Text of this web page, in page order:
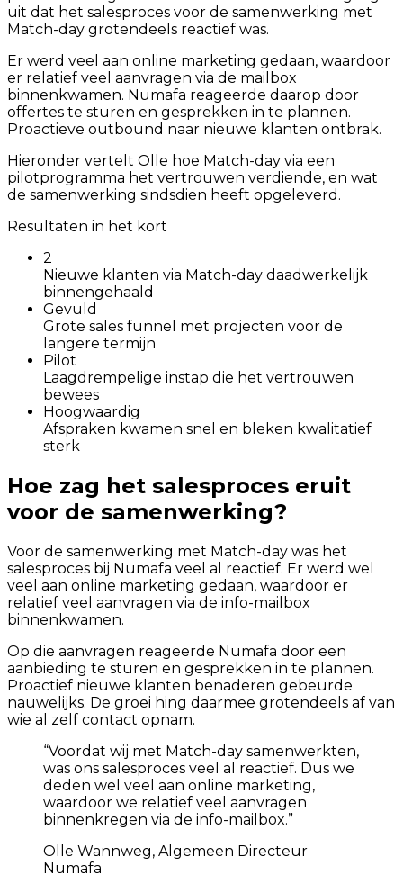
uit dat het salesproces voor de samenwerking met
Match-day grotendeels reactief was.
Er werd veel aan online marketing gedaan, waardoor
er relatief veel aanvragen via de mailbox
binnenkwamen. Numafa reageerde daarop door
offertes te sturen en gesprekken in te plannen.
Proactieve outbound naar nieuwe klanten ontbrak.
Hieronder vertelt Olle hoe Match-day via een
pilotprogramma het vertrouwen verdiende, en wat
de samenwerking sindsdien heeft opgeleverd.
Resultaten in het kort
2
Nieuwe klanten via Match-day daadwerkelijk
binnengehaald
Gevuld
Grote sales funnel met projecten voor de
langere termijn
Pilot
Laagdrempelige instap die het vertrouwen
bewees
Hoogwaardig
Afspraken kwamen snel en bleken kwalitatief
sterk
Hoe zag het salesproces eruit
voor de samenwerking?
Voor de samenwerking met Match-day was het
salesproces bij Numafa veel al reactief. Er werd wel
veel aan online marketing gedaan, waardoor er
relatief veel aanvragen via de info-mailbox
binnenkwamen.
Op die aanvragen reageerde Numafa door een
aanbieding te sturen en gesprekken in te plannen.
Proactief nieuwe klanten benaderen gebeurde
nauwelijks. De groei hing daarmee grotendeels af van
wie al zelf contact opnam.
“Voordat wij met Match-day samenwerkten,
was ons salesproces veel al reactief. Dus we
deden wel veel aan online marketing,
waardoor we relatief veel aanvragen
binnenkregen via de info-mailbox.”
Olle Wannweg, Algemeen Directeur
Numafa